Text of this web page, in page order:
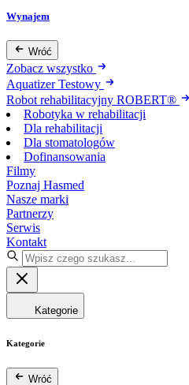
Wynajem
Wróć
Zobacz wszystko
Aquatizer Testowy
Robot rehabilitacyjny ROBERT®
Robotyka w rehabilitacji
Dla rehabilitacji
Dla stomatologów
Dofinansowania
Filmy
Poznaj Hasmed
Nasze marki
Partnerzy
Serwis
Kontakt
Kategorie
Kategorie
Wróć